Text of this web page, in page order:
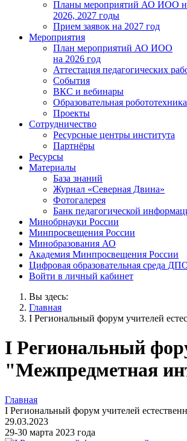
Планы мероприятий АО ИОО
2026, 2027 годы
Прием заявок на 2027 год
Мероприятия
План мероприятий АО ИОО
на 2026 год
Аттестация педагогических
События
ВКС и вебинары
Образовательная робототехника
Проекты
Сотрудничество
Ресурсные центры института
Партнёры
Ресурсы
Материалы
База знаний
Журнал «Северная Двина»
Фотогалерея
Банк педагогической
Минобрнауки России
Минпросвещения России
Минобразования АО
Академия Минпросвещения России
Цифровая образовательная среда
Войти в личный кабинет
Вы здесь:
Главная
I Региональный форум учителей
I Региональный
"Межпредметная
Главная
I Региональный форум учителей
29.03.2023
29-30 марта 2023 года